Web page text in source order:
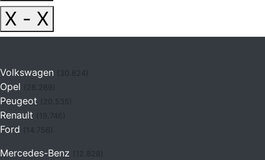
X - X
Volkswagen (30.624)
Opel
Peugeot
Renault (19.746)
Ford (14.756)
Mercedes-Benz